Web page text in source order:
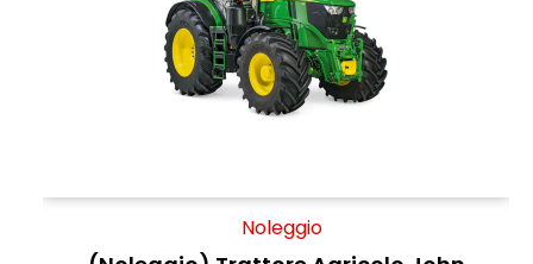
Noleggio